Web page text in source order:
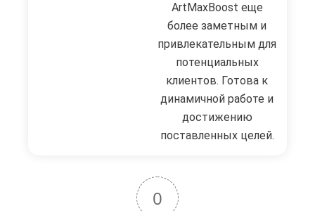
ArtMaxBoost еще
более заметным и
привлекательным для
потенциальных
клиентов. Готова к
динамичной работе и
достижению
поставленных целей.
0